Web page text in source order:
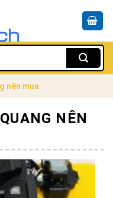
nên mua
NÊN